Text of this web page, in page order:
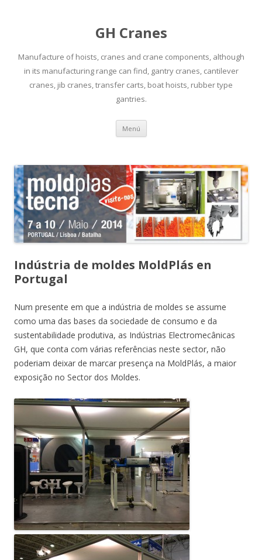
GH Cranes
Manufacture of hoists, cranes and crane components, although
in its manufacturing range can find, gantry cranes, cantilever
cranes, jib cranes, transfer carts, boat hoists, rubber type
gantries.
Menú Saltar
contenido
Indústria de moldes MoldPlás en
Portugal
Num presente em que a indústria de moldes se assume
como uma das bases da sociedade de consumo e da
sustentabilidade produtiva, as Indústrias Electromecânicas
GH, que conta com várias referências neste sector, não
poderiam deixar de marcar presença na MoldPlás, a maior
exposição no Sector dos Moldes.